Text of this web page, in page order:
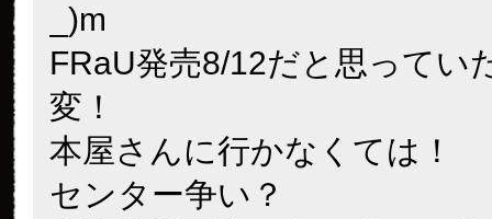
_)m
FRaU発売8/12だと思ってい
変！
本屋さんに行かなくては！
センター争い？